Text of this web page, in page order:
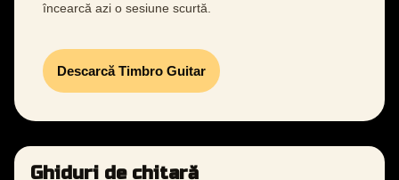
încearcă azi o sesiune scurtă.
Descarcă Timbro Guitar
Ghiduri de chitară